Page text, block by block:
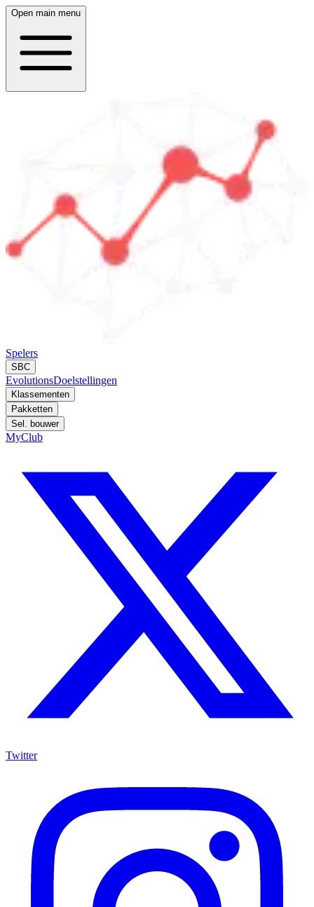
Open main menu
Spelers
SBC
EvolutionsDoelstellingen
Klassementen
Pakketten
Sel. bouwer
MyClub
Twitter